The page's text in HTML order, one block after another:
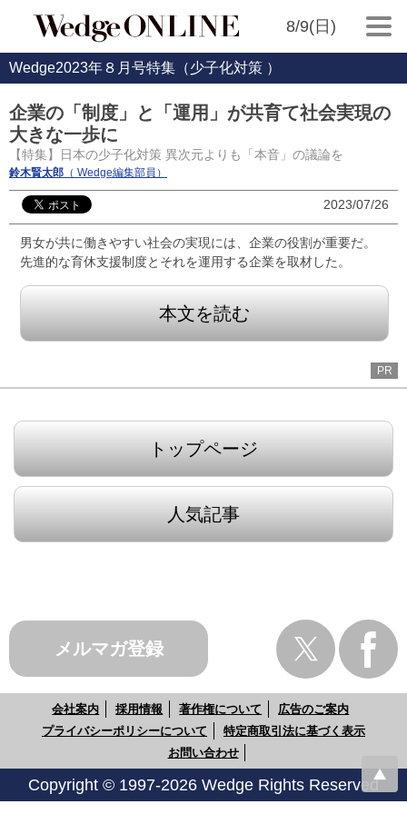
8/9(日)
Wedge2023年８月号特集（少子化対策 ）
企業の「制度」と「運用」が共育て社会実現の
大きな一歩に
【特集】日本の少子化対策 異次元よりも「本音」の議論を
鈴木賢太郎 （ Wedge編集部員）
2023/07/26
男女が共に働きやすい社会の実現には、企業の役割が重要だ。
先進的な育休支援制度とそれを運用する企業を取材した。
本文を読む
PR
トップページ
人気記事
メルマガ登録
会社案内 採用情報 著作権について
広告のご案内
プライバシーポリシーについて
特定商取引法に基づく表示
お問い合わせ
Copyright © 1997-2026 Wedge Rights Reserved